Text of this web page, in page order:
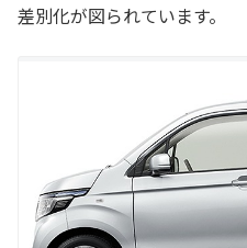
差別化が図られています。